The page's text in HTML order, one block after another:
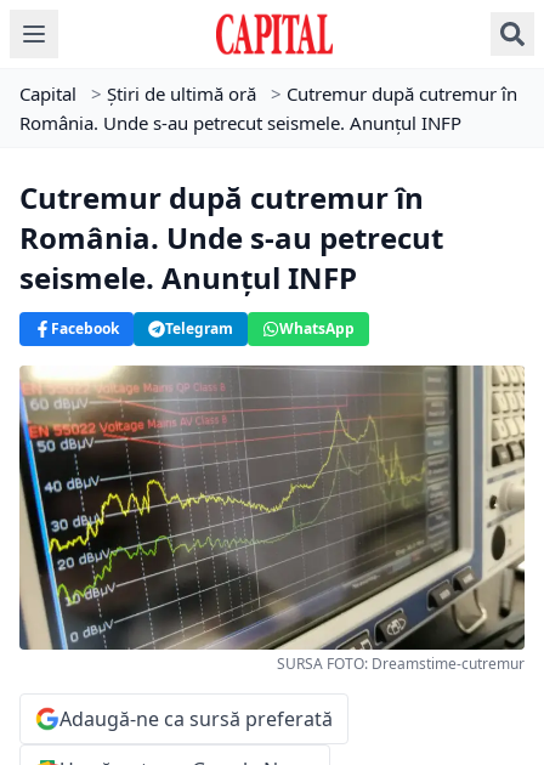
Capital > Știri de ultimă oră > Cutremur după cutremur în
România. Unde s-au petrecut seismele. Anunțul INFP
Cutremur după cutremur în
România. Unde s-au petrecut
seismele. Anunțul INFP
Facebook Telegram WhatsApp
SURSA FOTO: Dreamstime-cutremur
Adaugă-ne ca sursă preferată